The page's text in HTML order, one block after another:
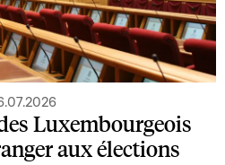
Luxembourgeois
aux élections